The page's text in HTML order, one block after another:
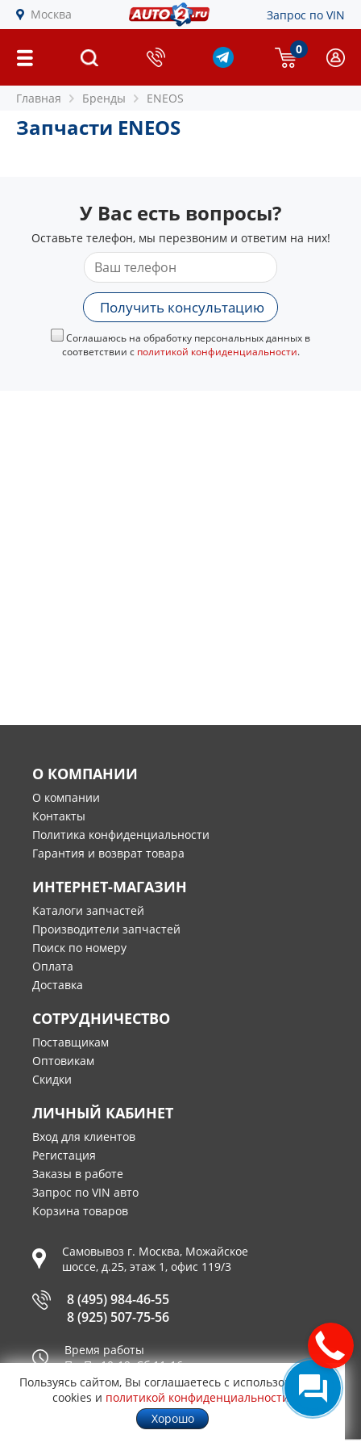
Москва Запрос по VIN
0
Главная Бренды ENEOS
Запчасти ENEOS
У Вас есть вопросы?
Оставьте телефон, мы перезвоним и ответим на них!
Получить консультацию
Соглашаюсь на обработку персональных данных в
соответствии с политикой конфиденциальности.
О КОМПАНИИ
О компании
Контакты
Политика конфиденциальности
Гарантия и возврат товара
ИНТЕРНЕТ-МАГАЗИН
Каталоги запчастей
Производители запчастей
Поиск по номеру
Оплата
Доставка
СОТРУДНИЧЕСТВО
Поставщикам
Оптовикам
Скидки
ЛИЧНЫЙ КАБИНЕТ
Вход для клиентов
Регистация
Заказы в работе
Запрос по VIN авто
Корзина товаров
Самовывоз г. Москва, Можайское
шоссе, д.25, этаж 1, офис 119/3
8 (495) 984-46-55
8 (925) 507-75-56
Время работы
Пн-Пт 10-19, Сб 11-16
Принимаем к оплате
Пользуясь сайтом, Вы соглашаетесь с использованием
cookies и политикой конфиденциальности
Хорошо